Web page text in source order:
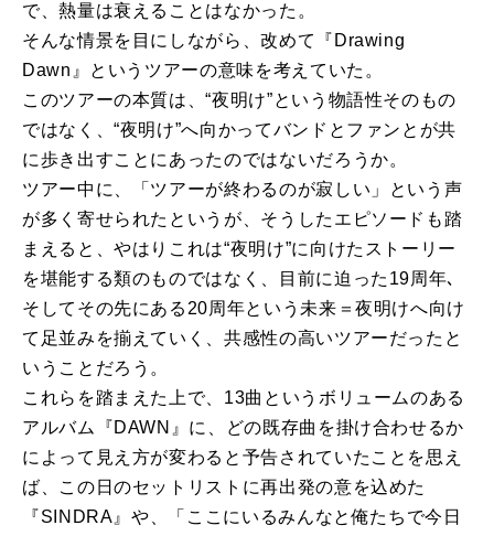
で、熱量は衰えることはなかった。
そんな情景を目にしながら、改めて『Drawing
Dawn』というツアーの意味を考えていた。
このツアーの本質は、“夜明け”という物語性そのもの
ではなく、“夜明け”へ向かってバンドとファンとが共
に歩き出すことにあったのではないだろうか。
ツアー中に、「ツアーが終わるのが寂しい」という声
が多く寄せられたというが、そうしたエピソードも踏
まえると、やはりこれは“夜明け”に向けたストーリー
を堪能する類のものではなく、目前に迫った19周年､
そしてその先にある20周年という未来＝夜明けへ向け
て足並みを揃えていく、共感性の高いツアーだったと
いうことだろう。
これらを踏まえた上で、13曲というボリュームのある
アルバム『DAWN』に、どの既存曲を掛け合わせるか
によって見え方が変わると予告されていたことを思え
ば、この日のセットリストに再出発の意を込めた
『SINDRA』や、「ここにいるみんなと俺たちで今日